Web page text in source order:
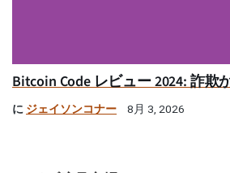
Bitcoin Code レビュー 2024: 詐欺
に ジェイソンコナー 8月 3, 2026